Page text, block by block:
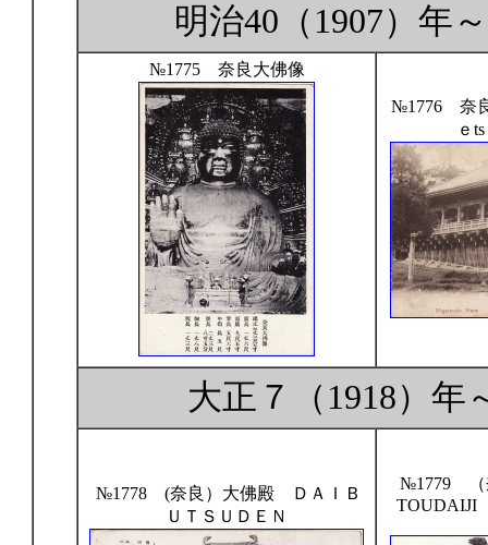
明治40（1907）
№1775 奈良大佛像
№1776 奈
ｅ
大正７（1918）
№1778 (奈良）大佛殿 ＤＡＩＢ
ＵＴＳＵＤＥＮ
№1779 （